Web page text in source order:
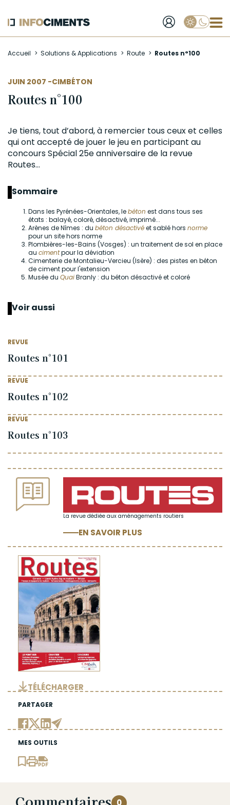
au
principal
Accueil Solutions & Applications Route Routes n°100
La revue dédiée aux aménagements routiers
EN SAVOIR PLUS
TÉLÉCHARGER
PARTAGER
MES OUTILS
JUIN 2007 -
AUTEUR CIMBÉTON
Routes n°100
Je tiens, tout d’abord, à remercier tous ceux et celles
qui ont accepté de jouer le jeu en participant au
concoursSpécial 25e anniversaire de la revue
Routes...
Sommaire
Dans les Pyrénées-Orientales, lebéton est dans tous ses
états : balayé, coloré, désactivé, imprimé...
Arènes de Nîmes : du béton désactivéet sablé hors norme
pour un site hors norme
Plombières-les-Bains (Vosges) : un traitement de sol en place
au cimentpour la déviation
Cimenterie de Montalieu-Vercieu (Isère) : des pistes en béton
de ciment pour l'extension
Musée du QuaiBranly : du béton désactivé et coloré
Voir aussi
REVUE
Routes n°101
REVUE
Routes n°102
REVUE
Routes n°103
Commentaires